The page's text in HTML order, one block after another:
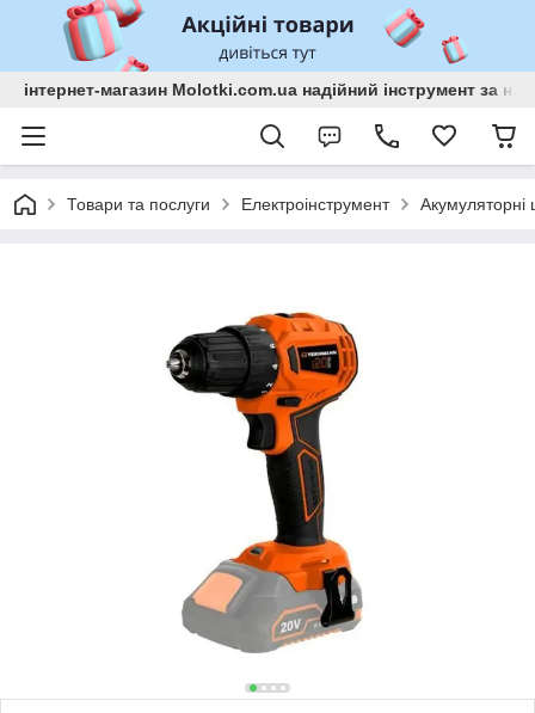
інтернет-магазин Molotki.com.ua надійний інструмент за
Товари та послуги Електроінструмент Акумуляторні